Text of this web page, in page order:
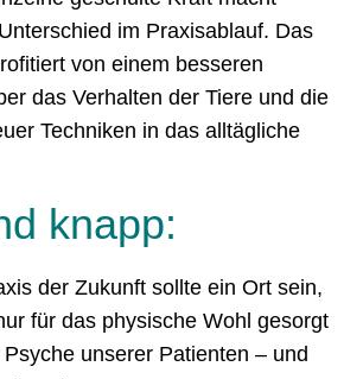
im Praxisablauf. Das
von einem besseren
das Verhalten der Tiere und die
Techniken in das alltägliche
knapp:
der Zukunft sollte ein Ort sein,
für das physische Wohl gesorgt
unserer Patienten – und